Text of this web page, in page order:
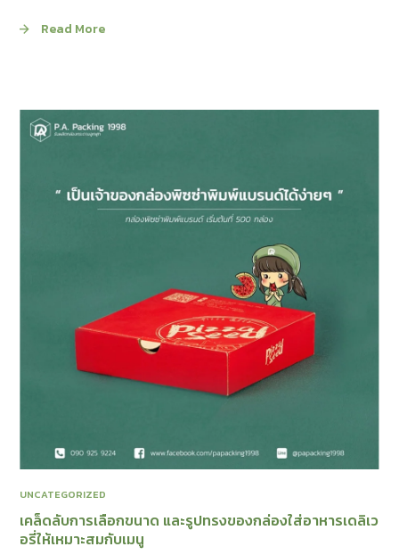
Read More
UNCATEGORIZED
เคล็ดลับการเลือกขนาด และรูปทรงของกล่องใส่อาหารเดลิเว
อรี่ให้เหมาะสมกับเมนู